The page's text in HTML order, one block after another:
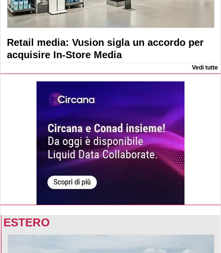
Retail media: Vusion sigla un accordo per
acquisire In-Store Media
Vedi tutte
ESTERO